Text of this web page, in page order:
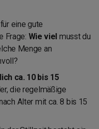
eine gute
Frage: Wie viel musst du
Menge an
ca. 10 bis 15
die regelmäßige
Alter mit ca. 8 bis 15